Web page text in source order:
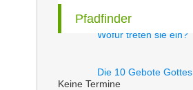
Wofür treten sie ein?
Die 10 Gebote Gottes
Pfadfinder
Keine Termine